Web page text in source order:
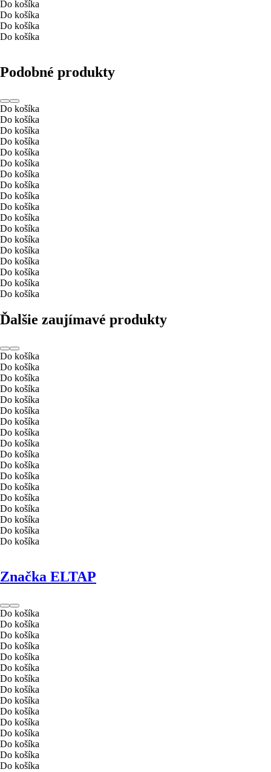
Do košíka
Do košíka
Do košíka
Do košíka
Podobné produkty
Do košíka
Do košíka
Do košíka
Do košíka
Do košíka
Do košíka
Do košíka
Do košíka
Do košíka
Do košíka
Do košíka
Do košíka
Do košíka
Do košíka
Do košíka
Do košíka
Do košíka
Do košíka
Ďalšie zaujímavé produkty
Do košíka
Do košíka
Do košíka
Do košíka
Do košíka
Do košíka
Do košíka
Do košíka
Do košíka
Do košíka
Do košíka
Do košíka
Do košíka
Do košíka
Do košíka
Do košíka
Do košíka
Do košíka
Značka ELTAP
Do košíka
Do košíka
Do košíka
Do košíka
Do košíka
Do košíka
Do košíka
Do košíka
Do košíka
Do košíka
Do košíka
Do košíka
Do košíka
Do košíka
Do košíka